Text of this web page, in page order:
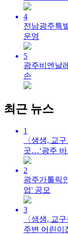
4
전남광주특
운영
5
광주비엔날
손
최근 뉴스
1
〈생생, 교
곳…‘광주 바
2
광주가톨릭
업' 공모
3
〈생생, 교
주변 어린이